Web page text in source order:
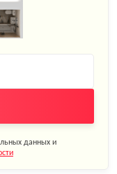
данных и